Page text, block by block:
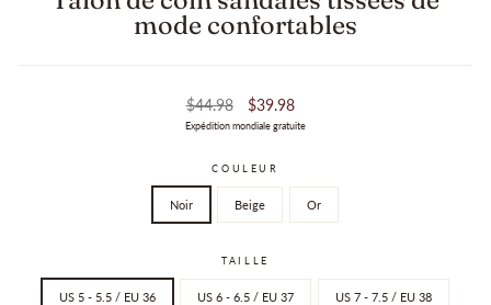
mode confortables
Prix
$44.98
Prix
$39.98
Expédition mondiale gratuite
COULEUR
Noir Beige Or
TAILLE
US 5 - 5.5 / EU 36 US 6 - 6.5 / EU 37 US 7 - 7.5 / EU 38